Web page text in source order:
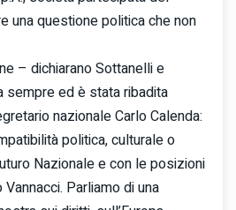
una questione politica che non
– dichiarano Sottanelli e
sempre ed è stata ribadita
nazionale Carlo Calenda:
politica, culturale o
Nazionale e con le posizioni
Parliamo di una